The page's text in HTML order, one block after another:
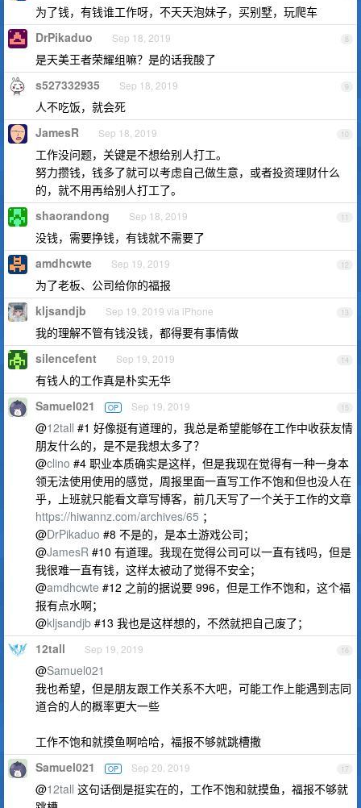
为了钱，有钱谁工作呀，不天天泡妹子，买别墅，玩爬车
8
DrPikaduo Sep 18, 2019
是天美王者荣耀组嘛？是的话我酸了
9
s527332935 Sep 18, 2019
人不吃饭，就会死
10
JamesR Sep 18, 2019
工作没问题，关键是不想给别人打工。
努力攒钱，钱多了就可以考虑自己做生意，或者投资理财什么
的，就不用再给别人打工了。
11
shaorandong Sep 18, 2019
没钱，需要挣钱，有钱就不需要了
12
amdhcwte Sep 19, 2019
为了老板、公司给你的福报
13
kljsandjb Sep 19, 2019 via iPhone
我的理解不管有钱没钱，都得要有事情做
14
silencefent Sep 19, 2019
有钱人的工作真是朴实无华
15
Samuel021 OP Sep 19, 2019
@12tall #1 好像挺有道理的，我总是希望能够在工作中收获友情
朋友什么的，是不是我想太多了？
@clino #4 职业本质确实是这样，但是我现在觉得有一种一身本
领无法使用使用的感觉，周报里面一直写工作不饱和但也没人在
乎，上班就只能看文章写博客，前几天写了一个关于工作的文章
https://hiwannz.com/archives/65 ；
@DrPikaduo #8 不是的，是本土游戏公司；
@JamesR #10 有道理。我现在觉得公司可以一直有钱吗，但是
我很难一直有钱，这样太被动了觉得不安全；
@amdhcwte #12 之前的据说要 996，但是工作不饱和，这个福
报有点水啊；
@kljsandjb #13 我也是这样想的，不然就把自己废了；
16
12tall Sep 19, 2019
@Samuel021
我也希望，但是朋友跟工作关系不大吧，可能工作上能遇到志同
道合的人的概率更大一些
工作不饱和就摸鱼啊哈哈，福报不够就跳槽撒
17
Samuel021 OP Sep 20, 2019
@12tall 这句话倒是挺实在的，工作不饱和就摸鱼，福报不够就